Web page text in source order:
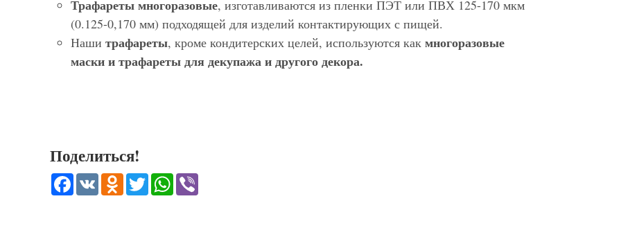
Трафареты многоразовые, изготавливаются из пленки ПЭТ или ПВХ 125-170 мкм
(0.125-0,170 мм) подходящей для изделий контактирующих с пищей.
Наши трафареты, кроме кондитерских целей, используются как многоразовые
маски и трафареты для декупажа и другого декора.
Поделиться!
Facebook
VK Odnoklassniki
TwitterWhatsApp